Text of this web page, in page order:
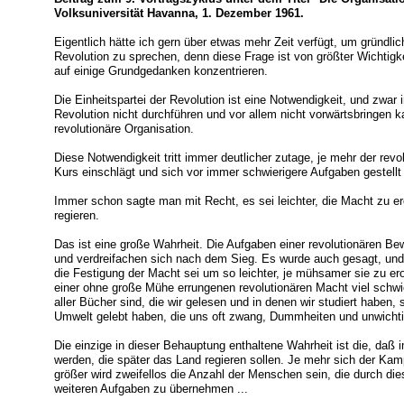
Volksuniversität Havanna, 1. Dezember 1961.
Eigentlich hätte ich gern über etwas mehr Zeit verfügt, um
Revolution zu sprechen, denn diese Frage ist von größter
auf einige Grundgedanken konzentrieren.
Die Einheitspartei der Revolution ist eine Notwendigkeit, und zwar
Revolution nicht durchführen und vor allem nicht vorwärtsbringen
revolutionäre Organisation.
Diese Notwendigkeit tritt immer deutlicher zutage, je mehr der
Kurs einschlägt und sich vor immer schwierigere Aufgaben
Immer schon sagte man mit Recht, es sei leichter, die Macht zu
regieren.
Das ist eine große Wahrheit. Die Aufgaben einer revolutionären
und verdreifachen sich nach dem Sieg. Es wurde auch gesagt,
die Festigung der Macht sei um so leichter, je mühsamer sie zu
einer ohne große Mühe errungenen revolutionären Macht viel
aller Bücher sind, die wir gelesen und in denen wir studiert
Umwelt gelebt haben, die uns oft zwang, Dummheiten und
Die einzige in dieser Behauptung enthaltene Wahrheit ist die,
werden, die später das Land regieren sollen. Je mehr sich der
größer wird zweifellos die Anzahl der Menschen sein, die durch
weiteren Aufgaben zu übernehmen ...